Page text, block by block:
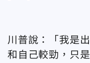
川普說：「我是
和自己較勁，只